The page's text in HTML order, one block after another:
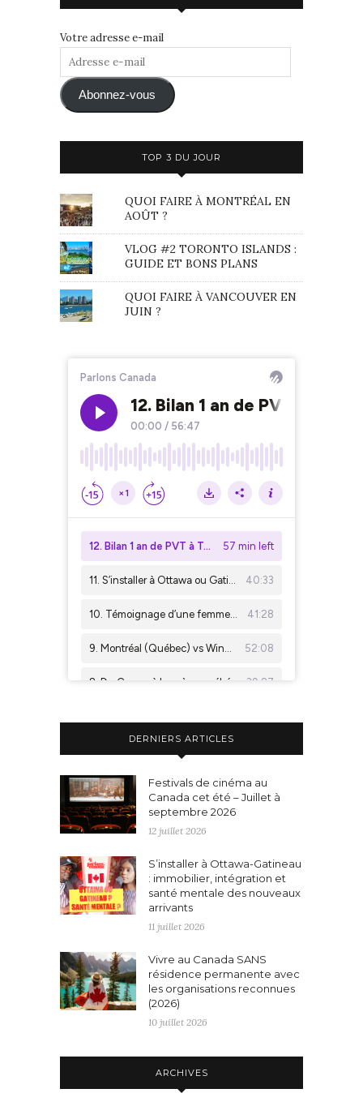
Votre adresse e-mail
Adresse
mail Abonnez-vous
TOP 3 DU JOUR
QUOI FAIRE À MONTRÉAL EN
AOÛT ?
VLOG #2 TORONTO ISLANDS :
GUIDE ET BONS PLANS
QUOI FAIRE À VANCOUVER EN
JUIN ?
DERNIERS ARTICLES
Festivals de cinéma au
Canada cet été – Juillet à
septembre 2026
12 juillet 2026
S’installer à Ottawa-Gatineau
: immobilier, intégration et
santé mentale des nouveaux
arrivants
11 juillet 2026
Vivre au Canada SANS
résidence permanente avec
les organisations reconnues
(2026)
10 juillet 2026
ARCHIVES